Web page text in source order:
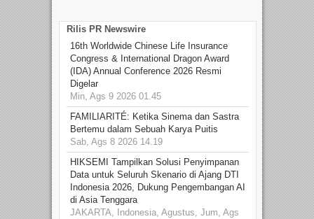
Rilis PR Newswire
16th Worldwide Chinese Life Insurance
Congress & International Dragon Award
(IDA) Annual Conference 2026 Resmi
Digelar
Min, Ags 9 2026 01.45
FAMILIARITÉ: Ketika Sinema dan Sastra
Bertemu dalam Sebuah Karya Puitis
Sab, Ags 8 2026 14.19
HIKSEMI Tampilkan Solusi Penyimpanan
Data untuk Seluruh Skenario di Ajang DTI
Indonesia 2026, Dukung Pengembangan AI
di Asia Tenggara
JAKARTA, Indonesia, Agustus, Jum, Ags